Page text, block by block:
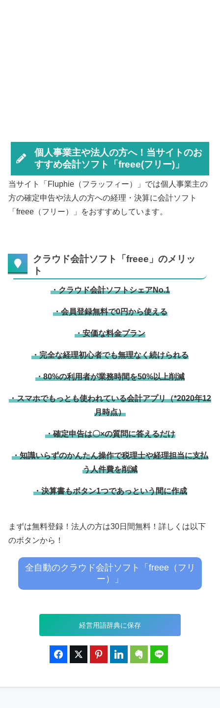
個人事業主や法人の方へ！当サイトのお
すすめ会計ソフト「freee(フリー)」
当サイト「Fluphie（フラッフィー）」では個人事業主の
方の確定申告や法人の方への経理・決算に会計ソフト
「freee（フリー）」をおすすめしています。
クラウド会計ソフト「freee」のメリッ
ト
・クラウド会計ソフトシェアNo.1
・会員登録無料で0円から使える
・安価な料金プラン
・完全な経理初心者でも無理なく続けられる
・80%の利用者が業務時間を50%以上削減
・スマホでもっとも使われている会計アプリ（*2020年12
月時点）
・確定申告は〇×の質問に答えるだけ
・知識いらずのかんたん操作で税理士や経理担当に支払
う人件費を削減
・決算書もボタン1つであっという間に作成
まずは無料登録！法人の方は30日間無料！詳しくは以下
のボタンから！
全自動のクラウド会計ソフト「freee（フリ
ー）」
経営用語辞典に保存